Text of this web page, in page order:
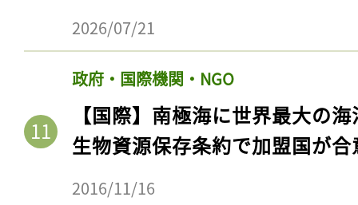
2026/07/21
政府・国際機関・NGO
【国際】南極海に世界最大の
生物資源保存条約で加盟国が合
2016/11/16
記事をお気に入りに
ログインが必
ログイン